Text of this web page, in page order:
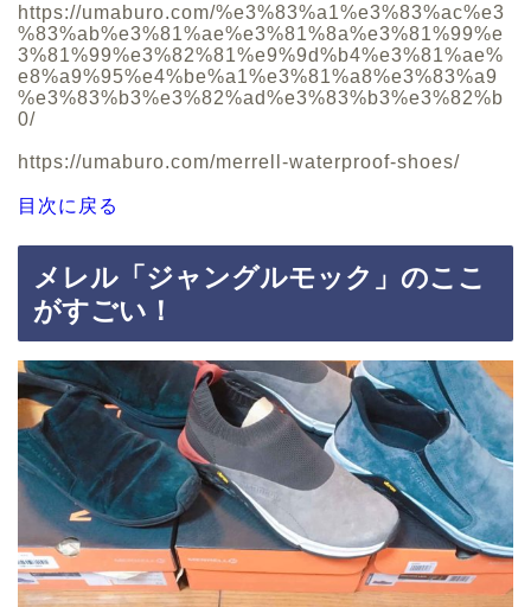
https://umaburo.com/%e3%83%a1%e3%83%ac%e3
%83%ab%e3%81%ae%e3%81%8a%e3%81%99%e
3%81%99%e3%82%81%e9%9d%b4%e3%81%ae%
e8%a9%95%e4%be%a1%e3%81%a8%e3%83%a9
%e3%83%b3%e3%82%ad%e3%83%b3%e3%82%b
0/
https://umaburo.com/merrell-waterproof-shoes/
目次に戻る
メレル「ジャングルモック」のここ
がすごい！